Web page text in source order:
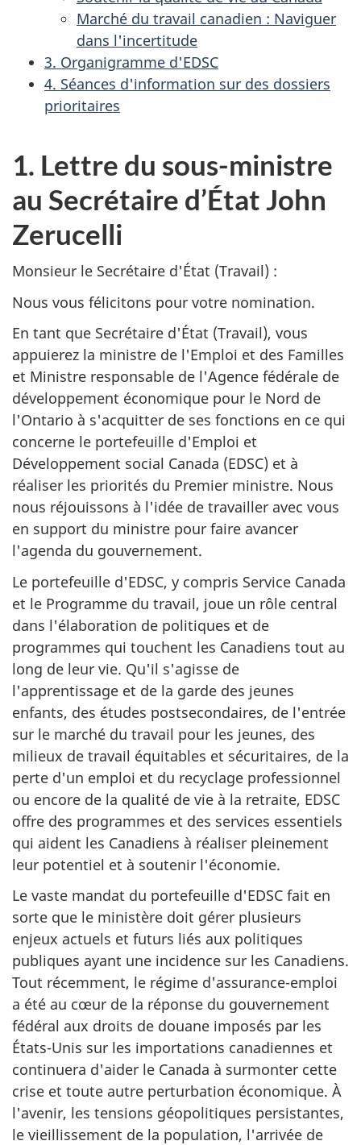
Marché du travail canadien : Naviguer
dans l'incertitude
3. Organigramme d'EDSC
4. Séances d'information sur des dossiers
prioritaires
1. Lettre du sous-ministre
au Secrétaire d’État John
Zerucelli
Monsieur le Secrétaire d'État (Travail) :
Nous vous félicitons pour votre nomination.
En tant que Secrétaire d'État (Travail), vous
appuierez la ministre de l'Emploi et des Familles
et Ministre responsable de l'Agence fédérale de
développement économique pour le Nord de
l'Ontario à s'acquitter de ses fonctions en ce qui
concerne le portefeuille d'Emploi et
Développement social Canada (EDSC) et à
réaliser les priorités du Premier ministre. Nous
nous réjouissons à l'idée de travailler avec vous
en support du ministre pour faire avancer
l'agenda du gouvernement.
Le portefeuille d'EDSC, y compris Service Canada
et le Programme du travail, joue un rôle central
dans l'élaboration de politiques et de
programmes qui touchent les Canadiens tout au
long de leur vie. Qu'il s'agisse de
l'apprentissage et de la garde des jeunes
enfants, des études postsecondaires, de l'entrée
sur le marché du travail pour les jeunes, des
milieux de travail équitables et sécuritaires, de la
perte d'un emploi et du recyclage professionnel
ou encore de la qualité de vie à la retraite, EDSC
offre des programmes et des services essentiels
qui aident les Canadiens à réaliser pleinement
leur potentiel et à soutenir l'économie.
Le vaste mandat du portefeuille d'EDSC fait en
sorte que le ministère doit gérer plusieurs
enjeux actuels et futurs liés aux politiques
publiques ayant une incidence sur les Canadiens.
Tout récemment, le régime d'assurance-emploi
a été au cœur de la réponse du gouvernement
fédéral aux droits de douane imposés par les
États-Unis sur les importations canadiennes et
continuera d'aider le Canada à surmonter cette
crise et toute autre perturbation économique. À
l'avenir, les tensions géopolitiques persistantes,
le vieillissement de la population, l'arrivée de